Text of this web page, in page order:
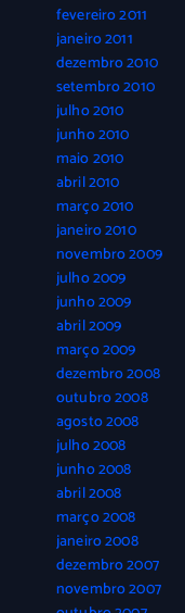
fevereiro 2011
janeiro 2011
dezembro 2010
setembro 2010
julho 2010
junho 2010
maio 2010
abril 2010
março 2010
janeiro 2010
novembro 2009
julho 2009
junho 2009
abril 2009
março 2009
dezembro 2008
outubro 2008
agosto 2008
julho 2008
junho 2008
abril 2008
março 2008
janeiro 2008
dezembro 2007
novembro 2007